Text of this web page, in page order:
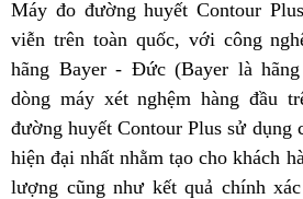
Máy đo đường huyết Contour
viễn trên toàn quốc, với công
hãng Bayer - Đức (Bayer là
dòng máy xét nghệm hàng đầu
đường huyết Contour Plus sử dụng
hiện đại nhất nhằm tạo cho khách
lượng cũng như kết quả chính